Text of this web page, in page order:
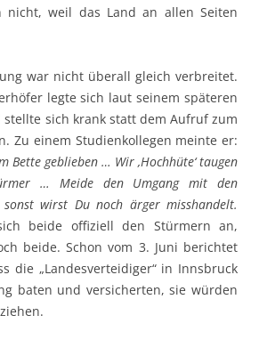
nicht, weil das Land an allen Seiten
war nicht überall gleich verbreitet.
legte sich laut seinem späteren
sich krank statt dem Aufruf zum
Zu einem Studienkollegen meinte er:
Bette geblieben … Wir ‚Hochhüte‘ taugen
… Meide den Umgang mit den
sonst wirst Du noch ärger misshandelt.
beide offiziell den Stürmern an,
beide. Schon vom 3. Juni berichtet
die „Landesverteidiger“ in Innsbruck
baten und versicherten, sie würden